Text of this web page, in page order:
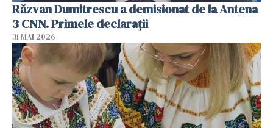
Răzvan Dumitrescu a demisionat de la Antena
3 CNN. Primele declarații
31 MAI 2026